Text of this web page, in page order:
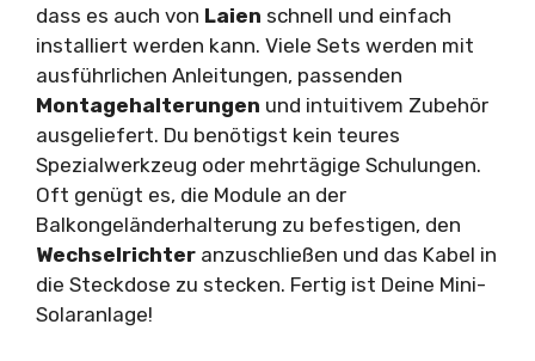
dass es auch von Laien schnell und einfach
installiert werden kann. Viele Sets werden mit
ausführlichen Anleitungen, passenden
Montagehalterungen und intuitivem Zubehör
ausgeliefert. Du benötigst kein teures
Spezialwerkzeug oder mehrtägige Schulungen.
Oft genügt es, die Module an der
Balkongeländerhalterung zu befestigen, den
Wechselrichter anzuschließen und das Kabel in
die Steckdose zu stecken. Fertig ist Deine Mini-
Solaranlage!